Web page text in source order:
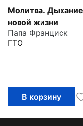
Молитва. Дыхание
новой жизни
Папа Франциск
ГТО
В корзину